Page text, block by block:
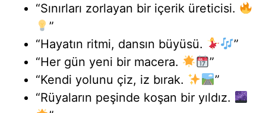
“Sınırları zorlayan bir içerik üreticisi.
”
“Hayatın ritmi, dansın büyüsü.
”
“Her gün yeni bir macera.
”
“Kendi yolunu çiz, iz bırak.
”
“Rüyaların peşinde koşan bir yıldız.